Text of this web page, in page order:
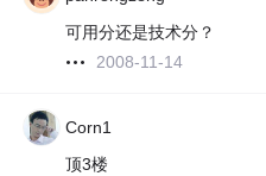
可用分还是技术分？
2008-11-14
Corn1
顶3楼